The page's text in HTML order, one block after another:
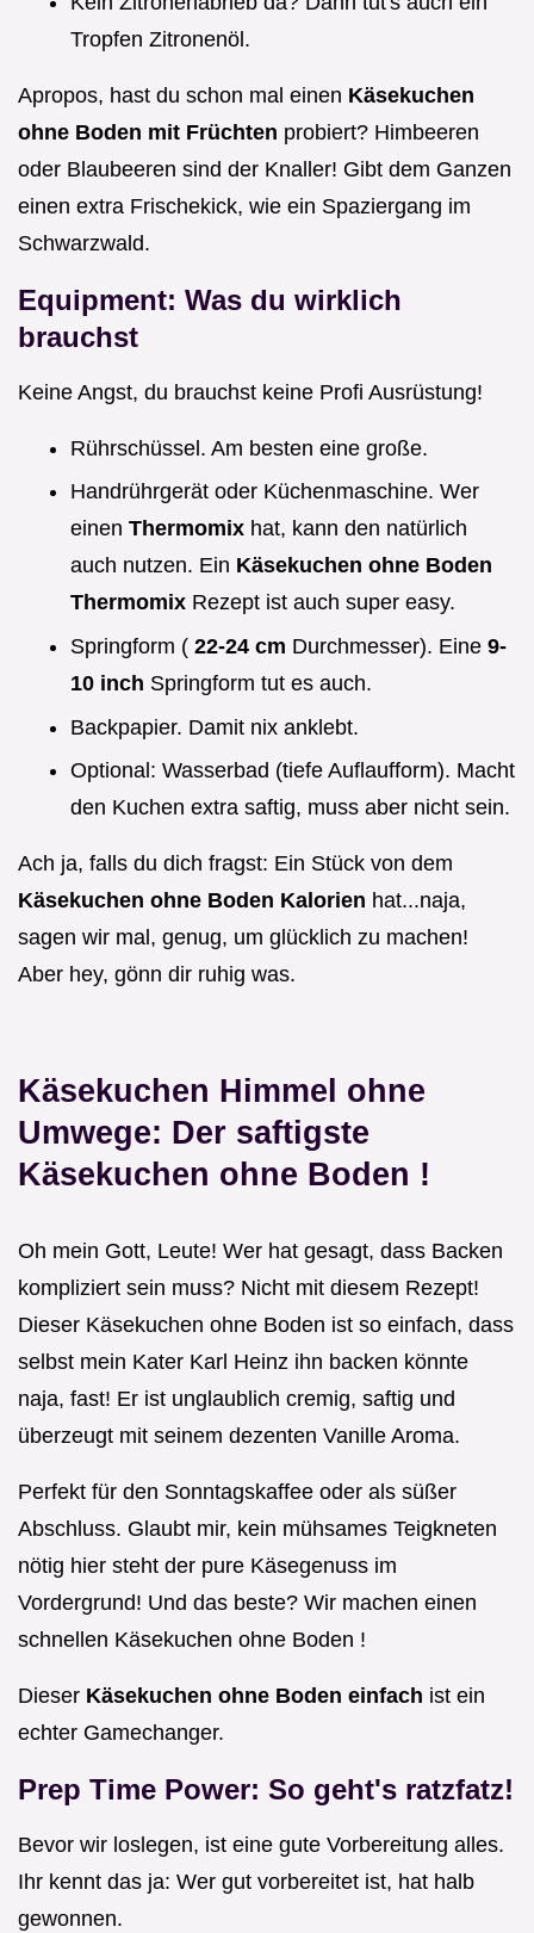
Tropfen Zitronenöl.
Apropos, hast du schon mal einen Käsekuchen
ohne Boden mit Früchten probiert? Himbeeren
oder Blaubeeren sind der Knaller! Gibt dem Ganzen
einen extra Frischekick, wie ein Spaziergang im
Schwarzwald.
Equipment: Was du wirklich
brauchst
Keine Angst, du brauchst keine Profi Ausrüstung!
Rührschüssel. Am besten eine große.
Handrührgerät oder Küchenmaschine. Wer
einen Thermomix hat, kann den natürlich
auch nutzen. Ein Käsekuchen ohne Boden
Thermomix Rezept ist auch super easy.
Springform ( 22-24 cm Durchmesser). Eine 9-
10 inch Springform tut es auch.
Backpapier. Damit nix anklebt.
Optional: Wasserbad (tiefe Auflaufform). Macht
den Kuchen extra saftig, muss aber nicht sein.
Ach ja, falls du dich fragst: Ein Stück von dem
Käsekuchen ohne Boden Kalorien hat...naja,
sagen wir mal, genug, um glücklich zu machen!
Aber hey, gönn dir ruhig was.
Käsekuchen Himmel ohne
Umwege: Der saftigste
Käsekuchen ohne Boden !
Oh mein Gott, Leute! Wer hat gesagt, dass Backen
kompliziert sein muss? Nicht mit diesem Rezept!
Dieser Käsekuchen ohne Boden ist so einfach, dass
selbst mein Kater Karl Heinz ihn backen könnte
naja, fast! Er ist unglaublich cremig, saftig und
überzeugt mit seinem dezenten Vanille Aroma.
Perfekt für den Sonntagskaffee oder als süßer
Abschluss. Glaubt mir, kein mühsames Teigkneten
nötig hier steht der pure Käsegenuss im
Vordergrund! Und das beste? Wir machen einen
schnellen Käsekuchen ohne Boden !
Dieser Käsekuchen ohne Boden einfach ist ein
echter Gamechanger.
Prep Time Power: So geht's ratzfatz!
Bevor wir loslegen, ist eine gute Vorbereitung alles.
Ihr kennt das ja: Wer gut vorbereitet ist, hat halb
gewonnen.